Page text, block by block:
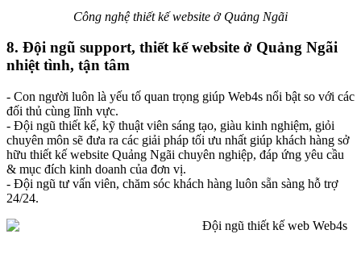
Công nghệ thiết kế website ở Quảng Ngãi
8. Đội ngũ support, thiết kế website ở Quảng Ngãi
nhiệt tình, tận tâm
- Con người luôn là yếu tố quan trọng giúp Web4s nổi bật so với các
đối thủ cùng lĩnh vực.
- Đội ngũ thiết kế, kỹ thuật viên sáng tạo, giàu kinh nghiệm, giỏi
chuyên môn sẽ đưa ra các giải pháp tối ưu nhất giúp khách hàng sở
hữu thiết kế website Quảng Ngãi chuyên nghiệp, đáp ứng yêu cầu
& mục đích kinh doanh của đơn vị.
- Đội ngũ tư vấn viên, chăm sóc khách hàng luôn sẵn sàng hỗ trợ
24/24.